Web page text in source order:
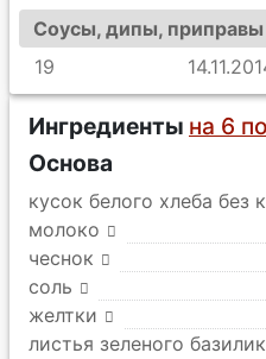
Соусы, дипы, приправы
19
Ингредиенты на 6
Основа
кусок белого хлеба без
молоко
чеснок
соль
желтки
листья зеленого